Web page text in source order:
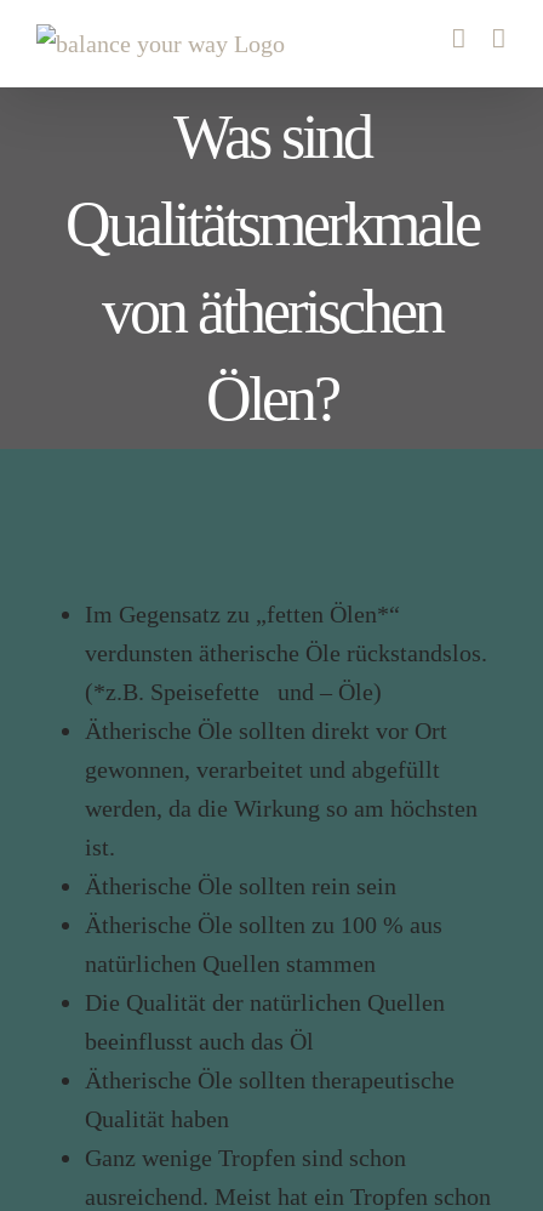
Zum
springen
Was sind
Qualitätsmerkmale
von ätherischen
Ölen?
Im Gegensatz zu „fetten Ölen*“
verdunsten ätherische Öle rückstandslos.
(*z.B. Speisefette und – Öle)
Ätherische Öle sollten direkt vor Ort
gewonnen, verarbeitet und abgefüllt
werden, da die Wirkung so am höchsten
ist.
Ätherische Öle sollten rein sein
Ätherische Öle sollten zu 100 % aus
natürlichen Quellen stammen
Die Qualität der natürlichen Quellen
beeinflusst auch das Öl
Ätherische Öle sollten therapeutische
Qualität haben
Ganz wenige Tropfen sind schon
ausreichend. Meist hat ein Tropfen schon